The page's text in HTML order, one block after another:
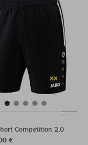
Competition 2.0
€